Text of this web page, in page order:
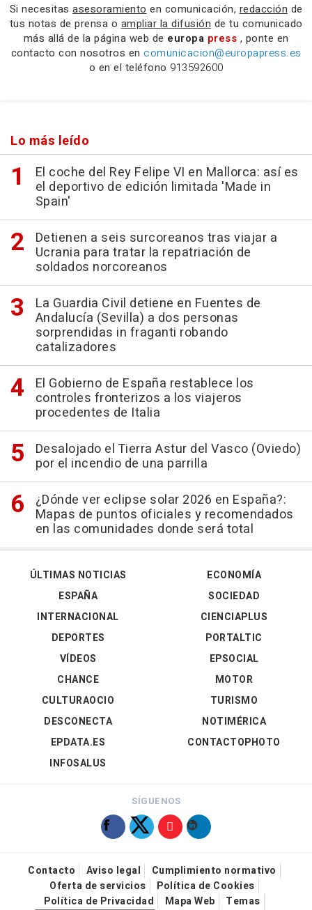
Si necesitas asesoramiento en comunicación, redacción de
tus notas de prensa o ampliar la difusión de tu comunicado
más allá de la página web de europa press , ponte en
contacto con nosotros en comunicacion@europapress.es
o en el teléfono 913592600
Lo más leído
El coche del Rey Felipe VI en Mallorca: así es
el deportivo de edición limitada 'Made in
Spain'
Detienen a seis surcoreanos tras viajar a
Ucrania para tratar la repatriación de
soldados norcoreanos
La Guardia Civil detiene en Fuentes de
Andalucía (Sevilla) a dos personas
sorprendidas in fraganti robando
catalizadores
El Gobierno de España restablece los
controles fronterizos a los viajeros
procedentes de Italia
Desalojado el Tierra Astur del Vasco (Oviedo)
por el incendio de una parrilla
¿Dónde ver eclipse solar 2026 en España?:
Mapas de puntos oficiales y recomendados
en las comunidades donde será total
ÚLTIMAS NOTICIAS
ESPAÑA
INTERNACIONAL
DEPORTES
VÍDEOS
ECONOMÍA
SOCIEDAD
CIENCIAPLUS
PORTALTIC
EPSOCIAL
CHANCE
CULTURAOCIO
DESCONECTA
EPDATA.ES
INFOSALUS
MOTOR
TURISMO
NOTIMÉRICA
CONTACTOPHOTO
SÍGUENOS
Contacto Aviso legal
Cumplimiento normativo
Oferta de servicios
Política de Cookies
Política de Privacidad
Mapa Web
Temas